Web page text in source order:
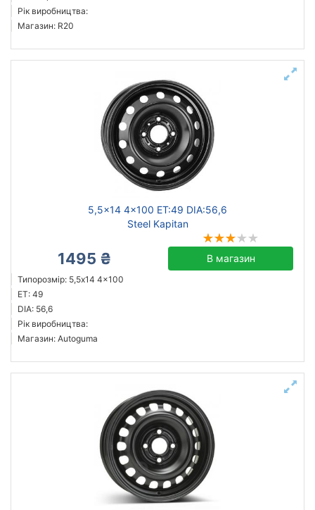
Рік виробництва:
Магазин: R20
5,5x14 4x100 ET:49 DIA:56,6
Steel Kapitan
1495 ₴ В магазин
Типорозмір: 5,5x14 4x100
ET: 49
DIA: 56,6
Рік виробництва:
Магазин: Autoguma